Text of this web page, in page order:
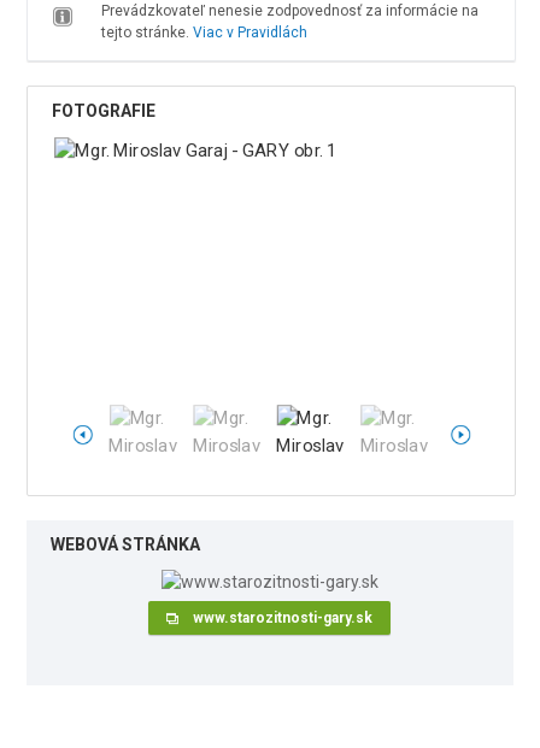
Prevádzkovateľ nenesie zodpovednosť za informácie na
tejto stránke. Viac v Pravidlách
FOTOGRAFIE
WEBOVÁ STRÁNKA
www.starozitnosti-gary.sk